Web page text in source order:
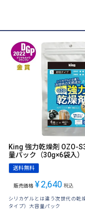
King 強力乾燥剤 OZO-
量パック（30g×6袋入）
送料無料
販売価格 ¥2,640 税込
シリカゲルとは違う次世代の乾
タイプ）大容量パック